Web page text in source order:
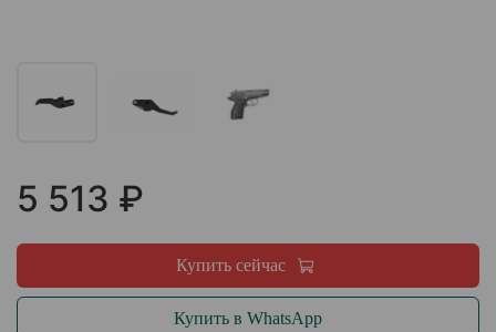
5 513 ₽
Купить сейчас
Купить в WhatsApp